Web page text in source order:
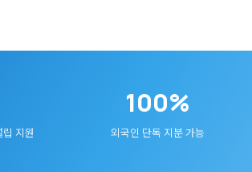
지원
100%
외국인 단독 지분 가능